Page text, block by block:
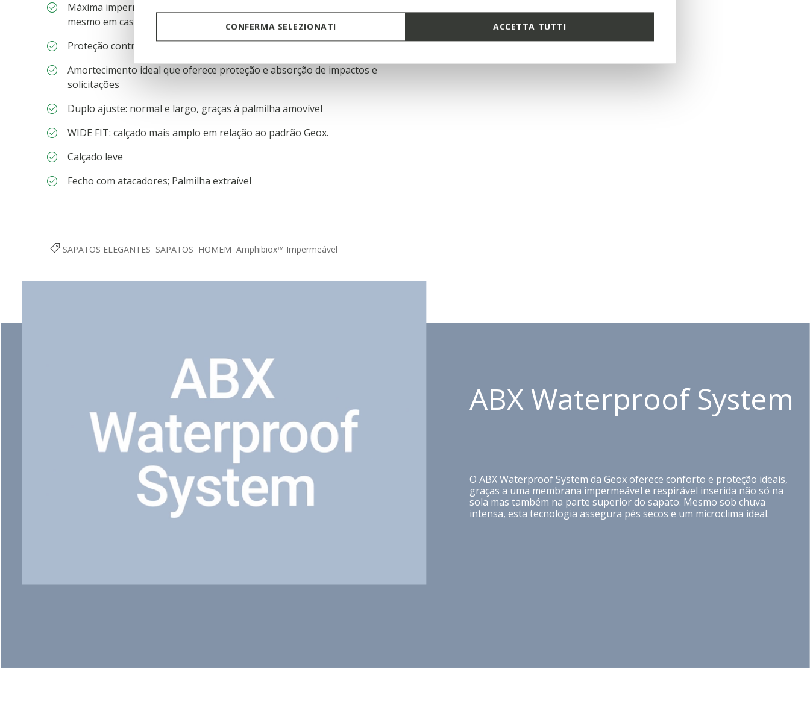
CONFERMA SELEZIONATI ACCETTA TUTTI
Máxima impermeabilidade e respirabilidade para uma proteção ideal
mesmo em caso de chuva intensa
Proteção contra o frio graças a um nível ideal de isolamento térmico
Amortecimento ideal que oferece proteção e absorção de impactos e
solicitações
Duplo ajuste: normal e largo, graças à palmilha amovível
WIDE FIT: calçado mais amplo em relação ao padrão Geox.
Calçado leve
Fecho com atacadores; Palmilha extraível
SAPATOS ELEGANTES SAPATOS HOMEM Amphibiox™ Impermeável
ABX Waterproof System
O ABX Waterproof System da Geox oferece conforto e proteção ideais,
graças a uma membrana impermeável e respirável inserida não só na
sola mas também na parte superior do sapato. Mesmo sob chuva
intensa, esta tecnologia assegura pés secos e um microclima ideal.